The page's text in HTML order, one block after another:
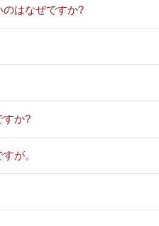
はなぜですか?
すか?
が。